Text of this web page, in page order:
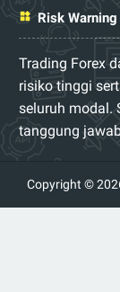
Risk Warning
Trading Forex
risiko tinggi
seluruh modal.
tanggung
Copyright ©